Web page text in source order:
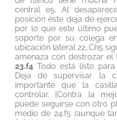
central e5. Al
posición éste deja de
por lo que este último
soporte por su colega
ubicación lateral 22…Ch5
amenaza con destrozar
23.f4 Todo está listo
Deja de supervisar la
importante que la
controlar. [Contra la
puede seguirse con otro
medio de 24.f5 (aunque